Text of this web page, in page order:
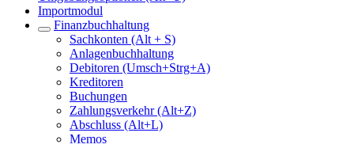
Importmodul
Finanzbuchhaltung
Sachkonten (Alt + S)
Anlagenbuchhaltung
Debitoren (Umsch+Strg+A)
Kreditoren
Buchungen
Zahlungsverkehr (Alt+Z)
Abschluss (Alt+L)
Memos